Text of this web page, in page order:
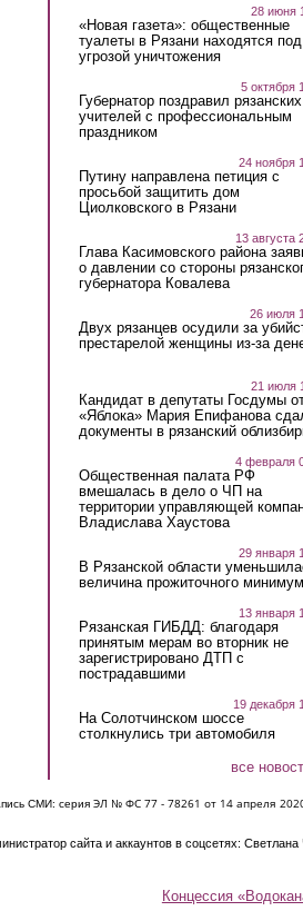
28 июня
«Новая газета»: общественные
туалеты в Рязани находятся под
угрозой уничтожения
5 октября
Губернатор поздравил рязанских
учителей с профессиональным
праздником
24 ноября
Путину направлена петиция с
просьбой защитить дом
Циолковского в Рязани
13 августа
Глава Касимовского района
о давлении со стороны
губернатора Ковалева
26 июля
Двух рязанцев осудили за
престарелой женщины из-за
21 июля
Кандидат в депутаты Госдумы
«Яблока» Мария Епифанова
документы в рязанский
4 февраля
Общественная палата РФ
вмешалась в дело о ЧП на
территории управляющей
Владислава Хаустова
29 января
В Рязанской области
величина прожиточного
13 января
Рязанская ГИБДД: благодаря
принятым мерам во вторник не
зарегистрировано ДТП с
пострадавшими
19 декабря
На Солотчинском шоссе
столкнулись три автомобиля
все
СМИ: серия ЭЛ № ФС 77 - 78261 от 14 апреля
сайта и аккаунтов в соцсетях: Светлана
Концессия